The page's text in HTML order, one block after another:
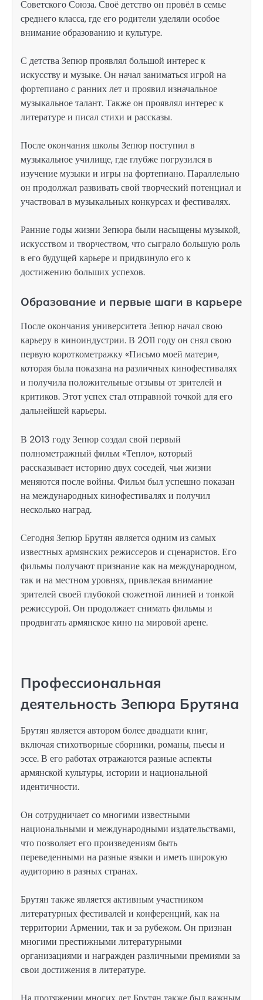
Советского Союза. Своё детство он провёл в семье
среднего класса, где его родители уделяли особое
внимание образованию и культуре.
С детства Зепюр проявлял большой интерес к
искусству и музыке. Он начал заниматься игрой на
фортепиано с ранних лет и проявил изначальное
музыкальное талант. Также он проявлял интерес к
литературе и писал стихи и рассказы.
После окончания школы Зепюр поступил в
музыкальное училище, где глубже погрузился в
изучение музыки и игры на фортепиано. Параллельно
он продолжал развивать свой творческий потенциал и
участвовал в музыкальных конкурсах и фестивалях.
Ранние годы жизни Зепюра были насыщены музыкой,
искусством и творчеством, что сыграло большую роль
в его будущей карьере и придвинуло его к
достижению больших успехов.
Образование и первые шаги в карьере
После окончания университета Зепюр начал свою
карьеру в киноиндустрии. В 2011 году он снял свою
первую короткометражку «Письмо моей матери»,
которая была показана на различных кинофестивалях
и получила положительные отзывы от зрителей и
критиков. Этот успех стал отправной точкой для его
дальнейшей карьеры.
В 2013 году Зепюр создал свой первый
полнометражный фильм «Тепло», который
рассказывает историю двух соседей, чьи жизни
меняются после войны. Фильм был успешно показан
на международных кинофестивалях и получил
несколько наград.
Сегодня Зепюр Брутян является одним из самых
известных армянских режиссеров и сценаристов. Его
фильмы получают признание как на международном,
так и на местном уровнях, привлекая внимание
зрителей своей глубокой сюжетной линией и тонкой
режиссурой. Он продолжает снимать фильмы и
продвигать армянское кино на мировой арене.
Профессиональная
деятельность Зепюра Брутяна
Брутян является автором более двадцати книг,
включая стихотворные сборники, романы, пьесы и
эссе. В его работах отражаются разные аспекты
армянской культуры, истории и национальной
идентичности.
Он сотрудничает со многими известными
национальными и международными издательствами,
что позволяет его произведениям быть
переведенными на разные языки и иметь широкую
аудиторию в разных странах.
Брутян также является активным участником
литературных фестивалей и конференций, как на
территории Армении, так и за рубежом. Он признан
многими престижными литературными
организациями и награжден различными премиями за
свои достижения в литературе.